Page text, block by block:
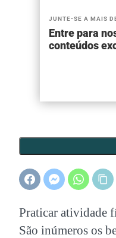
JUNTE-SE A MAIS
Entre para
conteúdos
Praticar atividade
São inúmeros os